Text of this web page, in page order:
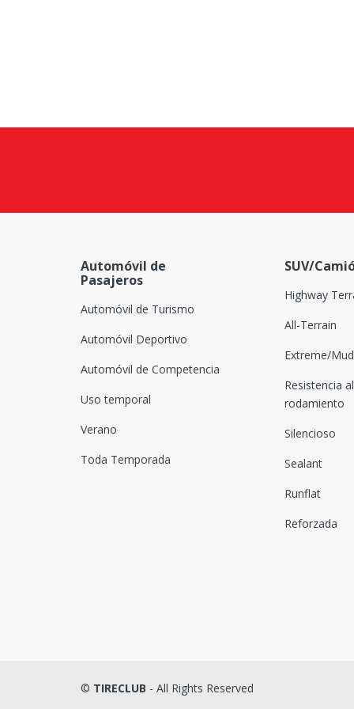
Automóvil de
Pasajeros
Automóvil de Turismo
Automóvil Deportivo
Automóvil de Competencia
Uso temporal
Verano
Toda Temporada
SUV/
Highway
All-Terrain
Extreme/
Resistencia al
rodamiento
Silencioso
Sealant
Runflat
Reforzada
© TIRECLUB - All Rights Reserved